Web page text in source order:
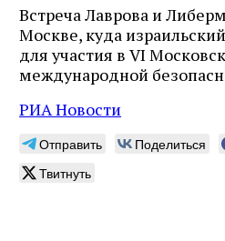
Встреча Лаврова и
Москве, куда
для участия в VI
международной
РИА Новости
Отправить Поделиться
Твитнуть